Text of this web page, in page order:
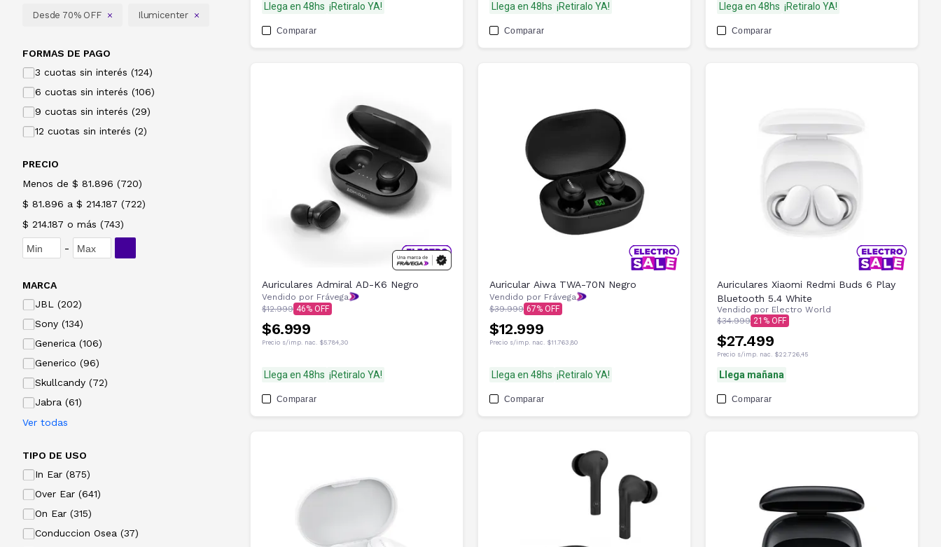
Desde 70% OFF Ilumicenter
FORMAS DE PAGO
3 cuotas sin interés (124)
6 cuotas sin interés (106)
9 cuotas sin interés (29)
12 cuotas sin interés (2)
PRECIO
Menos de $ 81.896 (720)
$ 81.896 a $ 214.187 (722)
$ 214.187 o más (743)
-
MARCA
JBL (202)
Sony (134)
Generica (106)
Generico (96)
Skullcandy (72)
Jabra (61)
Ver todas
TIPO DE USO
In Ear (875)
Over Ear (641)
On Ear (315)
Conduccion Osea (37)
Llega en 48hs ¡Retiralo YA!
Comparar
Llega en 48hs ¡Retiralo YA!
Comparar
Llega en 48hs ¡Retiralo YA!
Comparar
Auriculares Admiral AD-K6 Negro
Vendido por Frávega
$12.999 46
$6.999
Precio s/imp. nac. $5.784,30
Llega en 48hs ¡Retiralo YA!
Comparar
Auricular Aiwa TWA-70N Negro
Vendido por Frávega
$39.999 67
$12.999
Precio s/imp. nac. $11.763,80
Llega en 48hs ¡Retiralo YA!
Comparar
Auriculares Xiaomi Redmi Buds 6 Play
Bluetooth 5.4 White
Vendido por Electro World
$34.999 21
$27.499
Precio s/imp. nac. $22.726,45
Llega mañana
Comparar